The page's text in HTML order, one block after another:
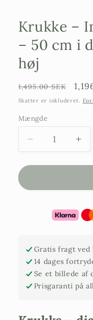
Krukke –
– 50 cm i
høj
Ordinarie
pris
1,495.00 SEK
Skatter er inkluderet.
Mængde
Reducer
antallet
af
–
Garland
cm
diameter
–
42
Øg
af
–
–
cm
–
42
Gratis fragt
14 dages
Se et billede af
Prisgaranti på